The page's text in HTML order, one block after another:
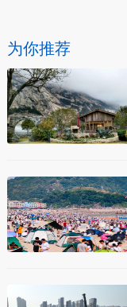
为你推荐